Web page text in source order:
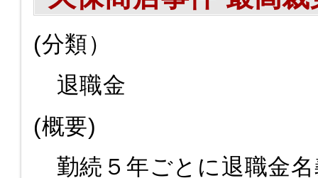
(分類）
退職金
(概要)
勤続５年ごとに退職金